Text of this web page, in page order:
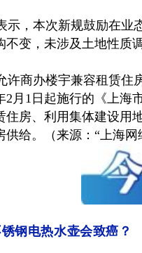
示，本次新规鼓励在业
不变，未涉及土地性质
许商办楼宇兼容租赁住
2月1日起施行的《上海
住房、利用集体建设用
供给。（来源：“上海网
钢电热水壶会致癌？